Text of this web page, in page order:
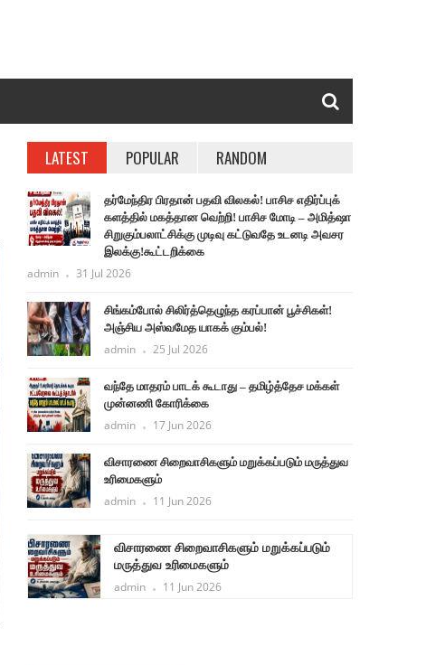
LATEST POPULAR RANDOM
தர்மேந்திர பிரதான் பதவி விலகல்! பாசிச எதிர்ப்புக்
களத்தில் மகத்தான வெற்றி! பாசிச மோடி – அமித்ஷா
சிறுகும்பலாட்சிக்கு முடிவு கட்டுவதே உடனடி அவசர
இலக்கு!கூட்டறிக்கை
admin 31 Jul 2026
சிங்கம்போல் சிலிர்த்தெழுந்த கரப்பான் பூச்சிகள்!
அஞ்சிய அஸ்வமேத யாகக் கும்பல்!
admin 25 Jul 2026
வந்தே மாதரம் பாடக் கூடாது – தமிழ்த்தேச மக்கள்
முன்னணி கோரிக்கை
admin 17 Jun 2026
விசாரணை சிறைவாசிகளும் மறுக்கப்படும் மருத்துவ
உரிமைகளும்
admin 11 Jun 2026
விசாரணை சிறைவாசிகளும் மறுக்கப்படும்
மருத்துவ உரிமைகளும்
admin 11 Jun 2026